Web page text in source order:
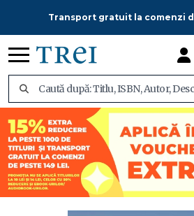
Transport gratuit la comenzi